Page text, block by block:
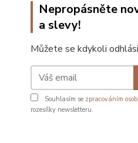
Nepropásněte
a slevy!
Můžete se kdykoli
Souhlasím se zpracováním
rozesílky newsletteru.